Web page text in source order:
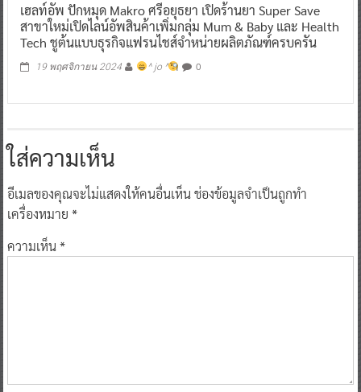
เฮลท์อัพ ปักหมุด Makro ศรีอยุธยา เปิดร้านยา Super Save
สาขาใหม่เปิดไลน์อัพสินค้าเพิ่มกลุ่ม Mum & Baby และ Health
Tech ชูต้นแบบธุรกิจแฟรนไชส์จำหน่ายผลิตภัณฑ์ครบครัน
19 พฤศจิกายน 2024 ^ jo ^ 0
ใส่ความเห็น
อีเมลของคุณจะไม่แสดงให้คนอื่นเห็นช่องข้อมูลจำเป็นถูกทำ
เครื่องหมาย *
ความเห็น*